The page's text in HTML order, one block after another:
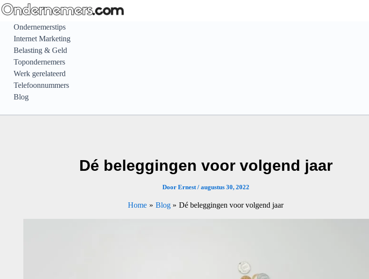
Ga
naar
inhoud
Ondernemerstips
Internet Marketing
Belasting & Geld
Topondernemers
Werk gerelateerd
Telefoonnummers
Blog
Dé beleggingen voor volgend jaar
Door Ernest/ augustus 30, 2022
Home Blog Dé beleggingen voor volgend jaar